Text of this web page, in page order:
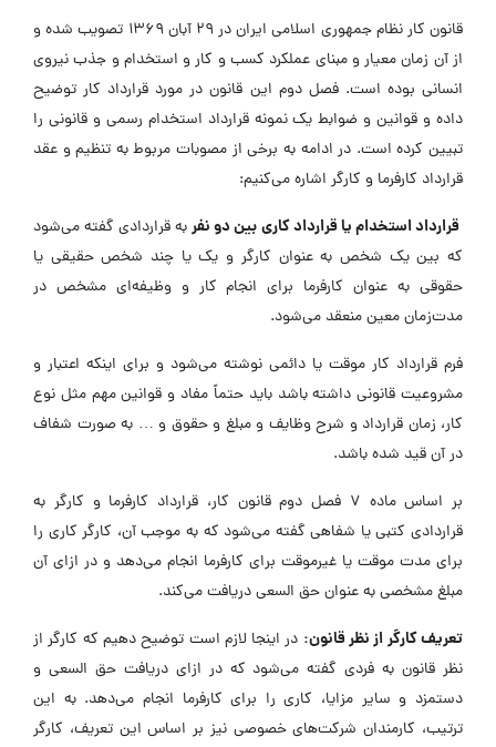
قانون کار نظام جمهوری اسلامی ایران در 29 آبان 1369 تصویب شده و
از آن زمان معیار و مبنای عملکرد کسب و کار و استخدام و جذب نیروی
انسانی بوده است. فصل دوم این قانون در مورد قرارداد کار توضیح
داده و قوانین و ضوابط یک نمونه قرارداد استخدام رسمی و قانونی را
تبیین کرده است. در ادامه به برخی از مصوبات مربوط به تنظیم و عقد
قرارداد کارفرما و کارگر اشاره می‌کنیم:
قرارداد استخدام یا قرارداد کاری بین دو نفربه قراردادی گفته می‌شود
که بین یک شخص به عنوان کارگر و یک یا چند شخص حقیقی یا
حقوقی به عنوان کارفرما برای انجام کار و وظیفه‌ای مشخص در
مدت‌زمان معین منعقد می‌شود.
فرم قرارداد کار موقت یا دائمی نوشته می‌شود و برای اینکه اعتبار و
مشروعیت قانونی داشته باشد باید حتماً مفاد و قوانین مهم مثل نوع
کار، زمان قرارداد و شرح وظایف و مبلغ و حقوق و … به صورت شفاف
در آن قید شده باشد.
بر اساس ماده 7 فصل دوم قانون کار، قرارداد کارفرما و کارگر به
قراردادی کتبی یا شفاهی گفته می‌شود که به موجب آن، کارگر کاری را
برای مدت موقت یا غیرموقت برای کارفرما انجام می‌دهد و در ازای آن
مبلغ مشخصی به عنوان حق السعی دریافت می‌کند.
تعریف کارگر از نظر قانون: در اینجا لازم است توضیح دهیم که کارگر از
نظر قانون به فردی گفته می‌شود که در ازای دریافت حق السعی و
دستمزد و سایر مزایا، کاری را برای کارفرما انجام می‌دهد. به این
ترتیب، کارمندان شرکت‌های خصوصی نیز بر اساس این تعریف، کارگر